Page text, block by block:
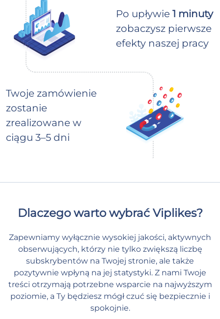
Po upływie 1 minuty
zobaczysz pierwsze
efekty naszej pracy
Twoje zamówienie
zostanie
zrealizowane w
ciągu 3–5 dni
Dlaczego warto wybrać Viplikes?
Zapewniamy wyłącznie wysokiej jakości, aktywnych
obserwujących, którzy nie tylko zwiększą liczbę
subskrybentów na Twojej stronie, ale także
pozytywnie wpłyną na jej statystyki. Z nami Twoje
treści otrzymają potrzebne wsparcie na najwyższym
poziomie, a Ty będziesz mógł czuć się bezpiecznie i
spokojnie.